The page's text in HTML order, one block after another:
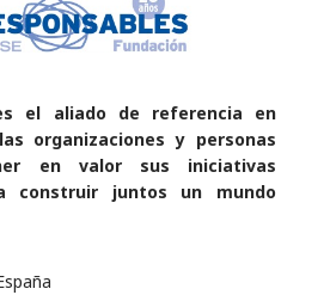
el aliado de referencia en
organizaciones y personas
en valor sus iniciativas
construir juntos un mundo